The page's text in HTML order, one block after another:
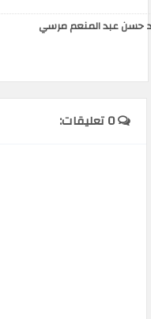
حسن عبد المنعم مرسي
0 تعليقات: